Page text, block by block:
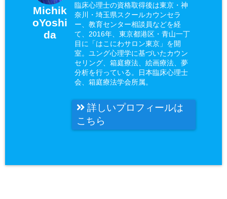
Michik
oYoshi
da
臨床心理士の資格取得後は東京・神
奈川・埼玉県スクールカウンセラ
ー、教育センター相談員などを経
て、2016年、東京都港区・青山一丁
目に「はこにわサロン東京」を開
室。ユング心理学に基づいたカウン
セリング、箱庭療法、絵画療法、夢
分析を行っている。日本臨床心理士
会、箱庭療法学会所属。
詳しいプロフィールは
こちら